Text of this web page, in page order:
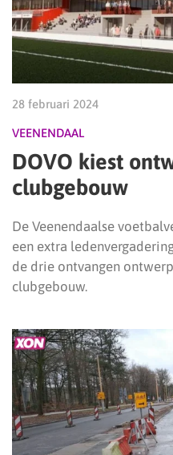
28 februari 2024
VEENENDAAL
DOVO kiest
clubgebouw
De Veenendaalse
een extra
de drie ontvangen
clubgebouw.